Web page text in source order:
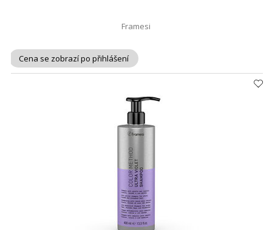
Framesi
Cena se zobrazí po přihlášení